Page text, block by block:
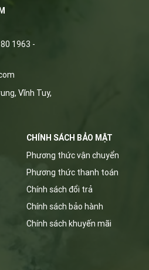
1963 -
Vĩnh Tuy,
CHÍNH SÁCH BẢO MẬT
Phương thức vận chuyển
Phương thức thanh toán
Chính sách đổi trả
Chính sách bảo hành
Chính sách khuyến mãi